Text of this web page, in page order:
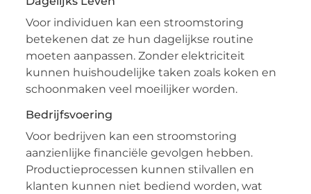
Voor individuen kan een stroomstoring
betekenen dat ze hun dagelijkse routine
moeten aanpassen. Zonder elektriciteit
kunnen huishoudelijke taken zoals koken en
schoonmaken veel moeilijker worden.
Bedrijfsvoering
Voor bedrijven kan een stroomstoring
aanzienlijke financiële gevolgen hebben.
Productieprocessen kunnen stilvallen en
klanten kunnen niet bediend worden, wat